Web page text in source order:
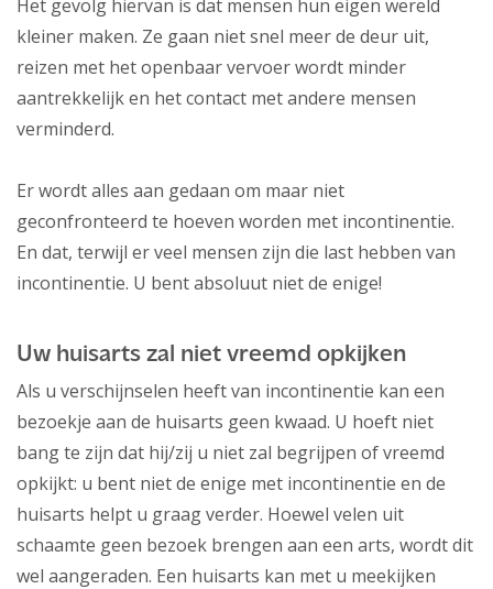
Het gevolg hiervan is dat mensen hun eigen wereld
kleiner maken. Ze gaan niet snel meer de deur uit,
reizen met het openbaar vervoer wordt minder
aantrekkelijk en het contact met andere mensen
verminderd.
Er wordt alles aan gedaan om maar niet
geconfronteerd te hoeven worden met incontinentie.
En dat, terwijl er veel mensen zijn die last hebben van
incontinentie. U bent absoluut niet de enige!
Uw huisarts zal niet vreemd opkijken
Als u verschijnselen heeft van incontinentie kan een
bezoekje aan de huisarts geen kwaad. U hoeft niet
bang te zijn dat hij/zij u niet zal begrijpen of vreemd
opkijkt: u bent niet de enige met incontinentie en de
huisarts helpt u graag verder. Hoewel velen uit
schaamte geen bezoek brengen aan een arts, wordt dit
wel aangeraden. Een huisarts kan met u meekijken